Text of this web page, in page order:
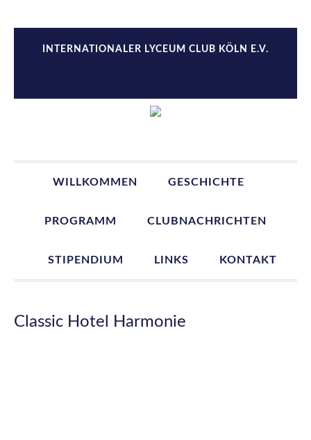
Hauptnavigation
springen
Inhalt
springen
Seitenspalte
springen
Fußzeile
springenINTERNATIONALER LYCEUM CLUB KÖLN E.V.
WILLKOMMEN GESCHICHTE
PROGRAMM CLUBNACHRICHTEN
STIPENDIUM LINKS KONTAKT
Classic Hotel Harmonie